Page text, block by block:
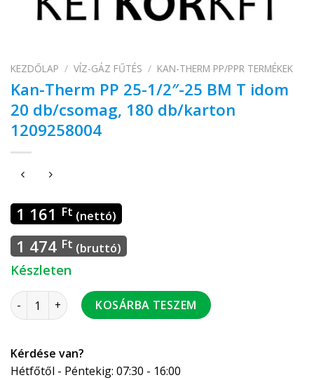
KEZDŐLAP / VÍZ-GÁZ FŰTÉS / KAN-THERM PP/PPR TERMÉKEK
Kan-Therm PP 25-1/2″-25 BM T idom
20 db/csomag, 180 db/karton
1209258004
1 161 Ft (nettó)
1 474 Ft (bruttó)
Készleten
Kan-Therm PP 25-1/2"-25 BM T idom 20 db/csomag, 180 db/
KOSÁRBA TESZEM
Kérdése van?
Hétfőtől - Péntekig: 07:30 - 16:00